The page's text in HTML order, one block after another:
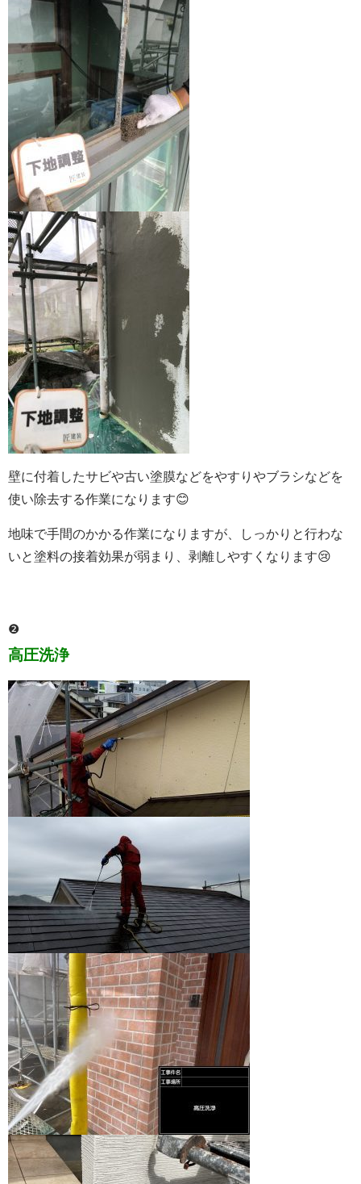
壁に付着したサビや古い塗膜などをやすりやブラシなどを
使い除去する作業になります😊
地味で手間のかかる作業になりますが、しっかりと行わな
いと塗料の接着効果が弱まり、剥離しやすくなります😢
❷
高圧洗浄